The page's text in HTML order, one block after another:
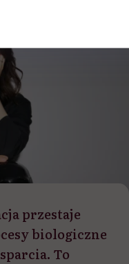
przestaje
biologiczne
To